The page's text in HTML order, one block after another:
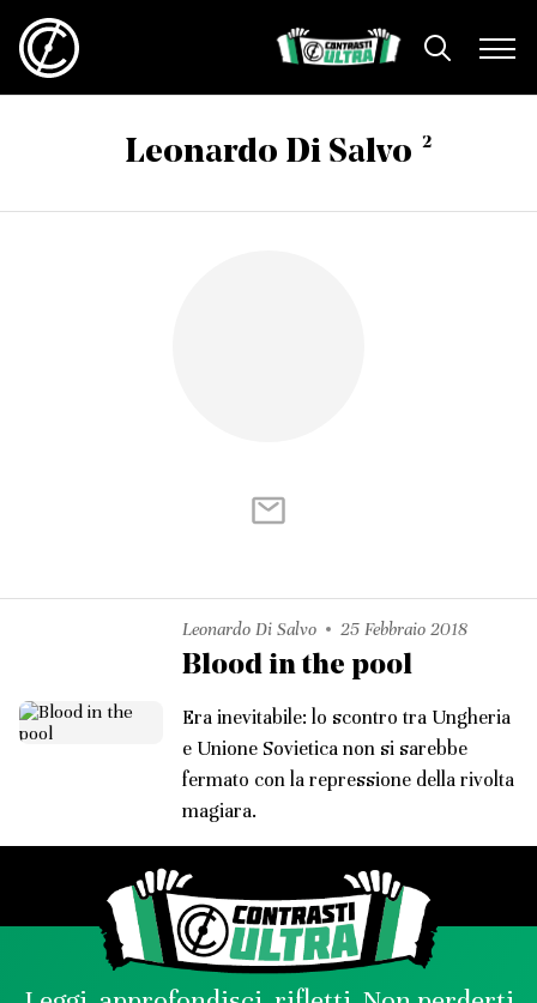
Leonardo Di Salvo 2
Leonardo Di Salvo 25 Febbraio 2018
Blood in the pool
Era inevitabile: lo scontro tra Ungheria
e Unione Sovietica non si sarebbe
fermato con la repressione della rivolta
magiara.